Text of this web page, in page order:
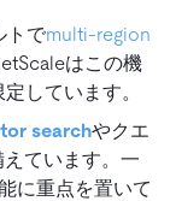
トでmulti-region
はこの機
しています。
searchやクエ
ています。一
に重点を置いて